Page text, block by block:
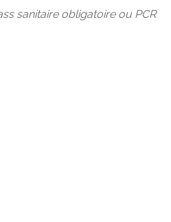
sanitaire obligatoire ou PCR